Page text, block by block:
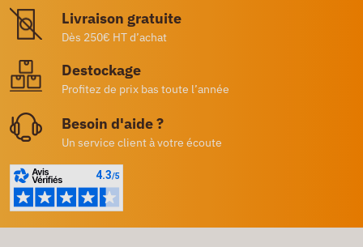
Livraison gratuite
Dès 250€ HT d’achat
Destockage
Profitez de prix bas toute l’année
Besoin d'aide ?
Un service client à votre écoute